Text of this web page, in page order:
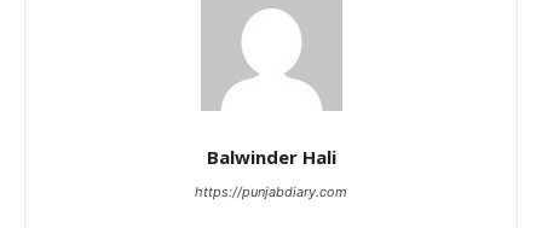
Balwinder Hali
https://punjabdiary.com